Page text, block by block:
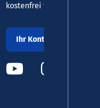
kostenfrei täglich 8 - 20 Uhr
Ihr Kontakt zu uns